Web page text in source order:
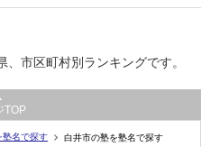
市区町村別ランキングです。
TOP
塾名で探す 白井市の塾を塾名で探す